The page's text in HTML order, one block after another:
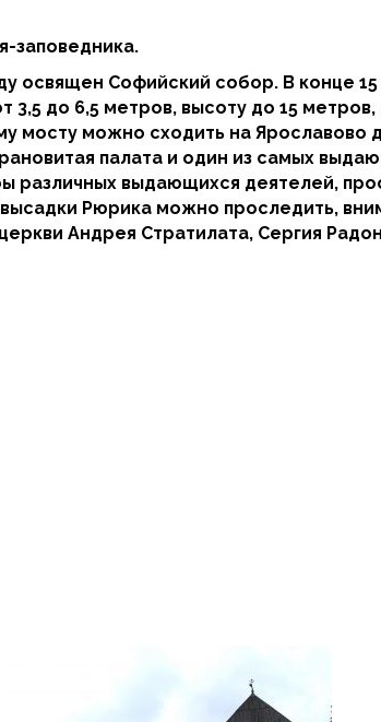
заповедника.
освящен Софийский собор. В конце
до 6,5 метров, высоту до 15 метров,
мосту можно сходить на Ярославово
палата и один из самых
различных выдающихся деятелей,
Рюрика можно проследить,
Андрея Стратилата, Сергия